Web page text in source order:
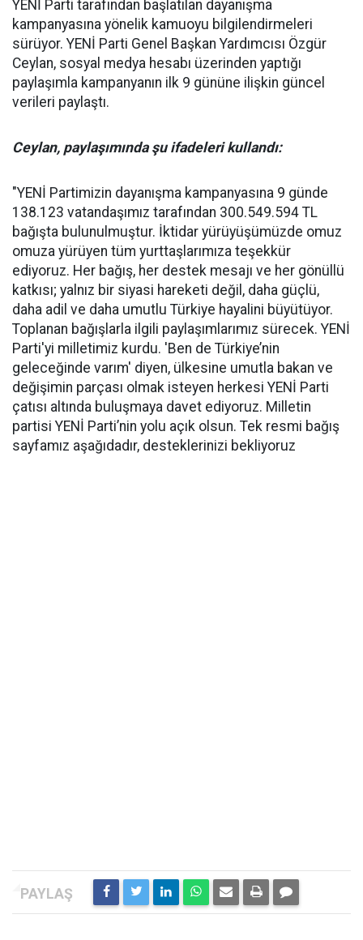
YENİ Parti tarafından başlatılan dayanışma
kampanyasına yönelik kamuoyu bilgilendirmeleri
sürüyor. YENİ Parti Genel Başkan Yardımcısı Özgür
Ceylan, sosyal medya hesabı üzerinden yaptığı
paylaşımla kampanyanın ilk 9 gününe ilişkin güncel
verileri paylaştı.
Ceylan, paylaşımında şu ifadeleri kullandı:
"YENİ Partimizin dayanışma kampanyasına 9 günde
138.123 vatandaşımız tarafından 300.549.594 TL
bağışta bulunulmuştur. İktidar yürüyüşümüzde omuz
omuza yürüyen tüm yurttaşlarımıza teşekkür
ediyoruz. Her bağış, her destek mesajı ve her gönüllü
katkısı; yalnız bir siyasi hareketi değil, daha güçlü,
daha adil ve daha umutlu Türkiye hayalini büyütüyor.
Toplanan bağışlarla ilgili paylaşımlarımız sürecek. YENİ
Parti'yi milletimiz kurdu. 'Ben de Türkiye’nin
geleceğinde varım' diyen, ülkesine umutla bakan ve
değişimin parçası olmak isteyen herkesi YENİ Parti
çatısı altında buluşmaya davet ediyoruz. Milletin
partisi YENİ Parti’nin yolu açık olsun. Tek resmi bağış
sayfamız aşağıdadır, desteklerinizi bekliyoruz